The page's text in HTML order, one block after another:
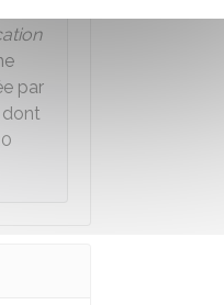
par
dont